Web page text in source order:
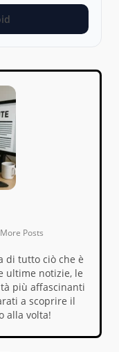
More Posts
di tutto ciò che è
ultime notizie, le
più affascinanti
a scoprire il
alla volta!